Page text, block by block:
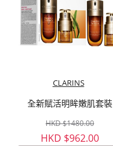
CLARINS
全新賦活明眸嫩肌套裝
HKD $1480.00
HKD $962.00